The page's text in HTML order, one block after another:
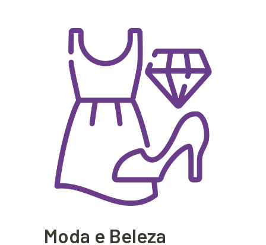
Moda e Beleza